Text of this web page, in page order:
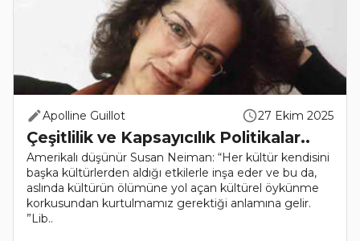
Apolline Guillot 27 Ekim 2025
Çeşitlilik ve Kapsayıcılık Politikalar..
Amerikalı düşünür Susan Neiman: “Her kültür kendisini
başka kültürlerden aldığı etkilerle inşa eder ve bu da,
aslında kültürün ölümüne yol açan kültürel öykünme
korkusundan kurtulmamız gerektiği anlamına gelir.
”Lib..